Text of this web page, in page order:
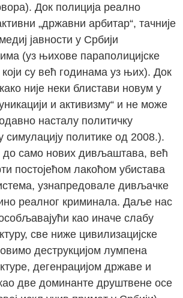
Док полиција реално
„државни арбитар“, тачније
јавности у Србији
(уз њихове параполицијске
су већ годинама уз њих). Док
није неки блистави новум у
и активизму“ и не може
насталу политичку
симулацију политике од 2008.).
до само нових дивљаштава, већ
постојећом лакоћом убистава
узнапредовале дивљачке
реалног криминала. Даље нас
као иначе слабу
све ниже цивилизацијске
деструкцијом лумпена
дегенрацијом државе и
две доминанте друштвене осе